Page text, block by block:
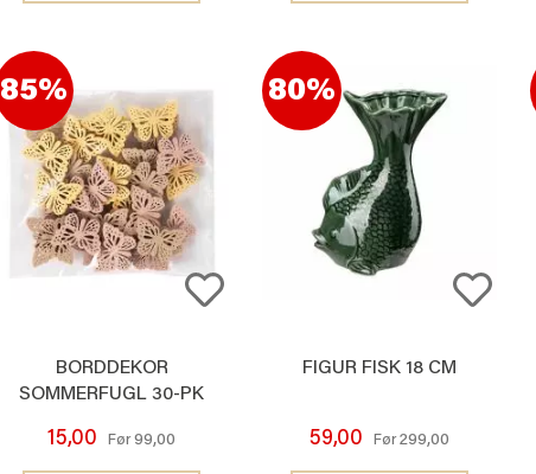
85%
BORDDEKOR
SOMMERFUGL 30-PK
15,00 Før99,00
80%
FIGUR FISK 18 CM
59,00 Før299,00